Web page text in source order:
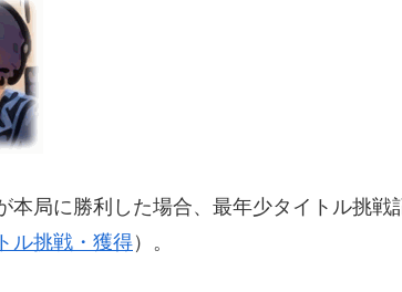
本局に勝利した場合、最年少タイトル挑
ル挑戦・獲得）。